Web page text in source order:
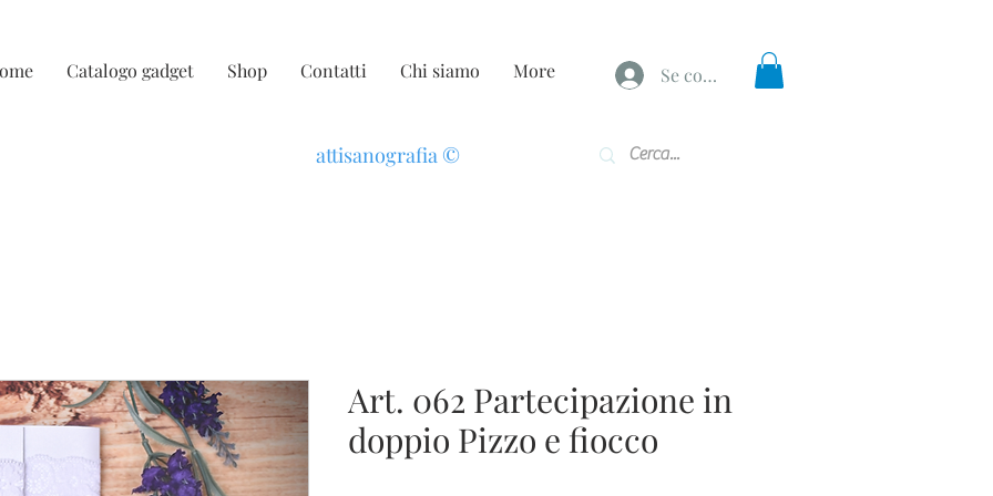
Catalogo gadget Shop Contatti Chi siamo More Se connecter
attisanografia ©
Art. 062 Partecipazione in
doppio Pizzo e fiocco